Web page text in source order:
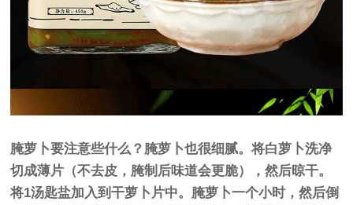
腌萝卜要注意些什么？腌萝卜也很细腻。将白萝卜洗净
切成薄片（不去皮，腌制后味道会更脆），然后晾干。
将1汤匙盐加入到干萝卜片中。腌萝卜一个小时，然后倒